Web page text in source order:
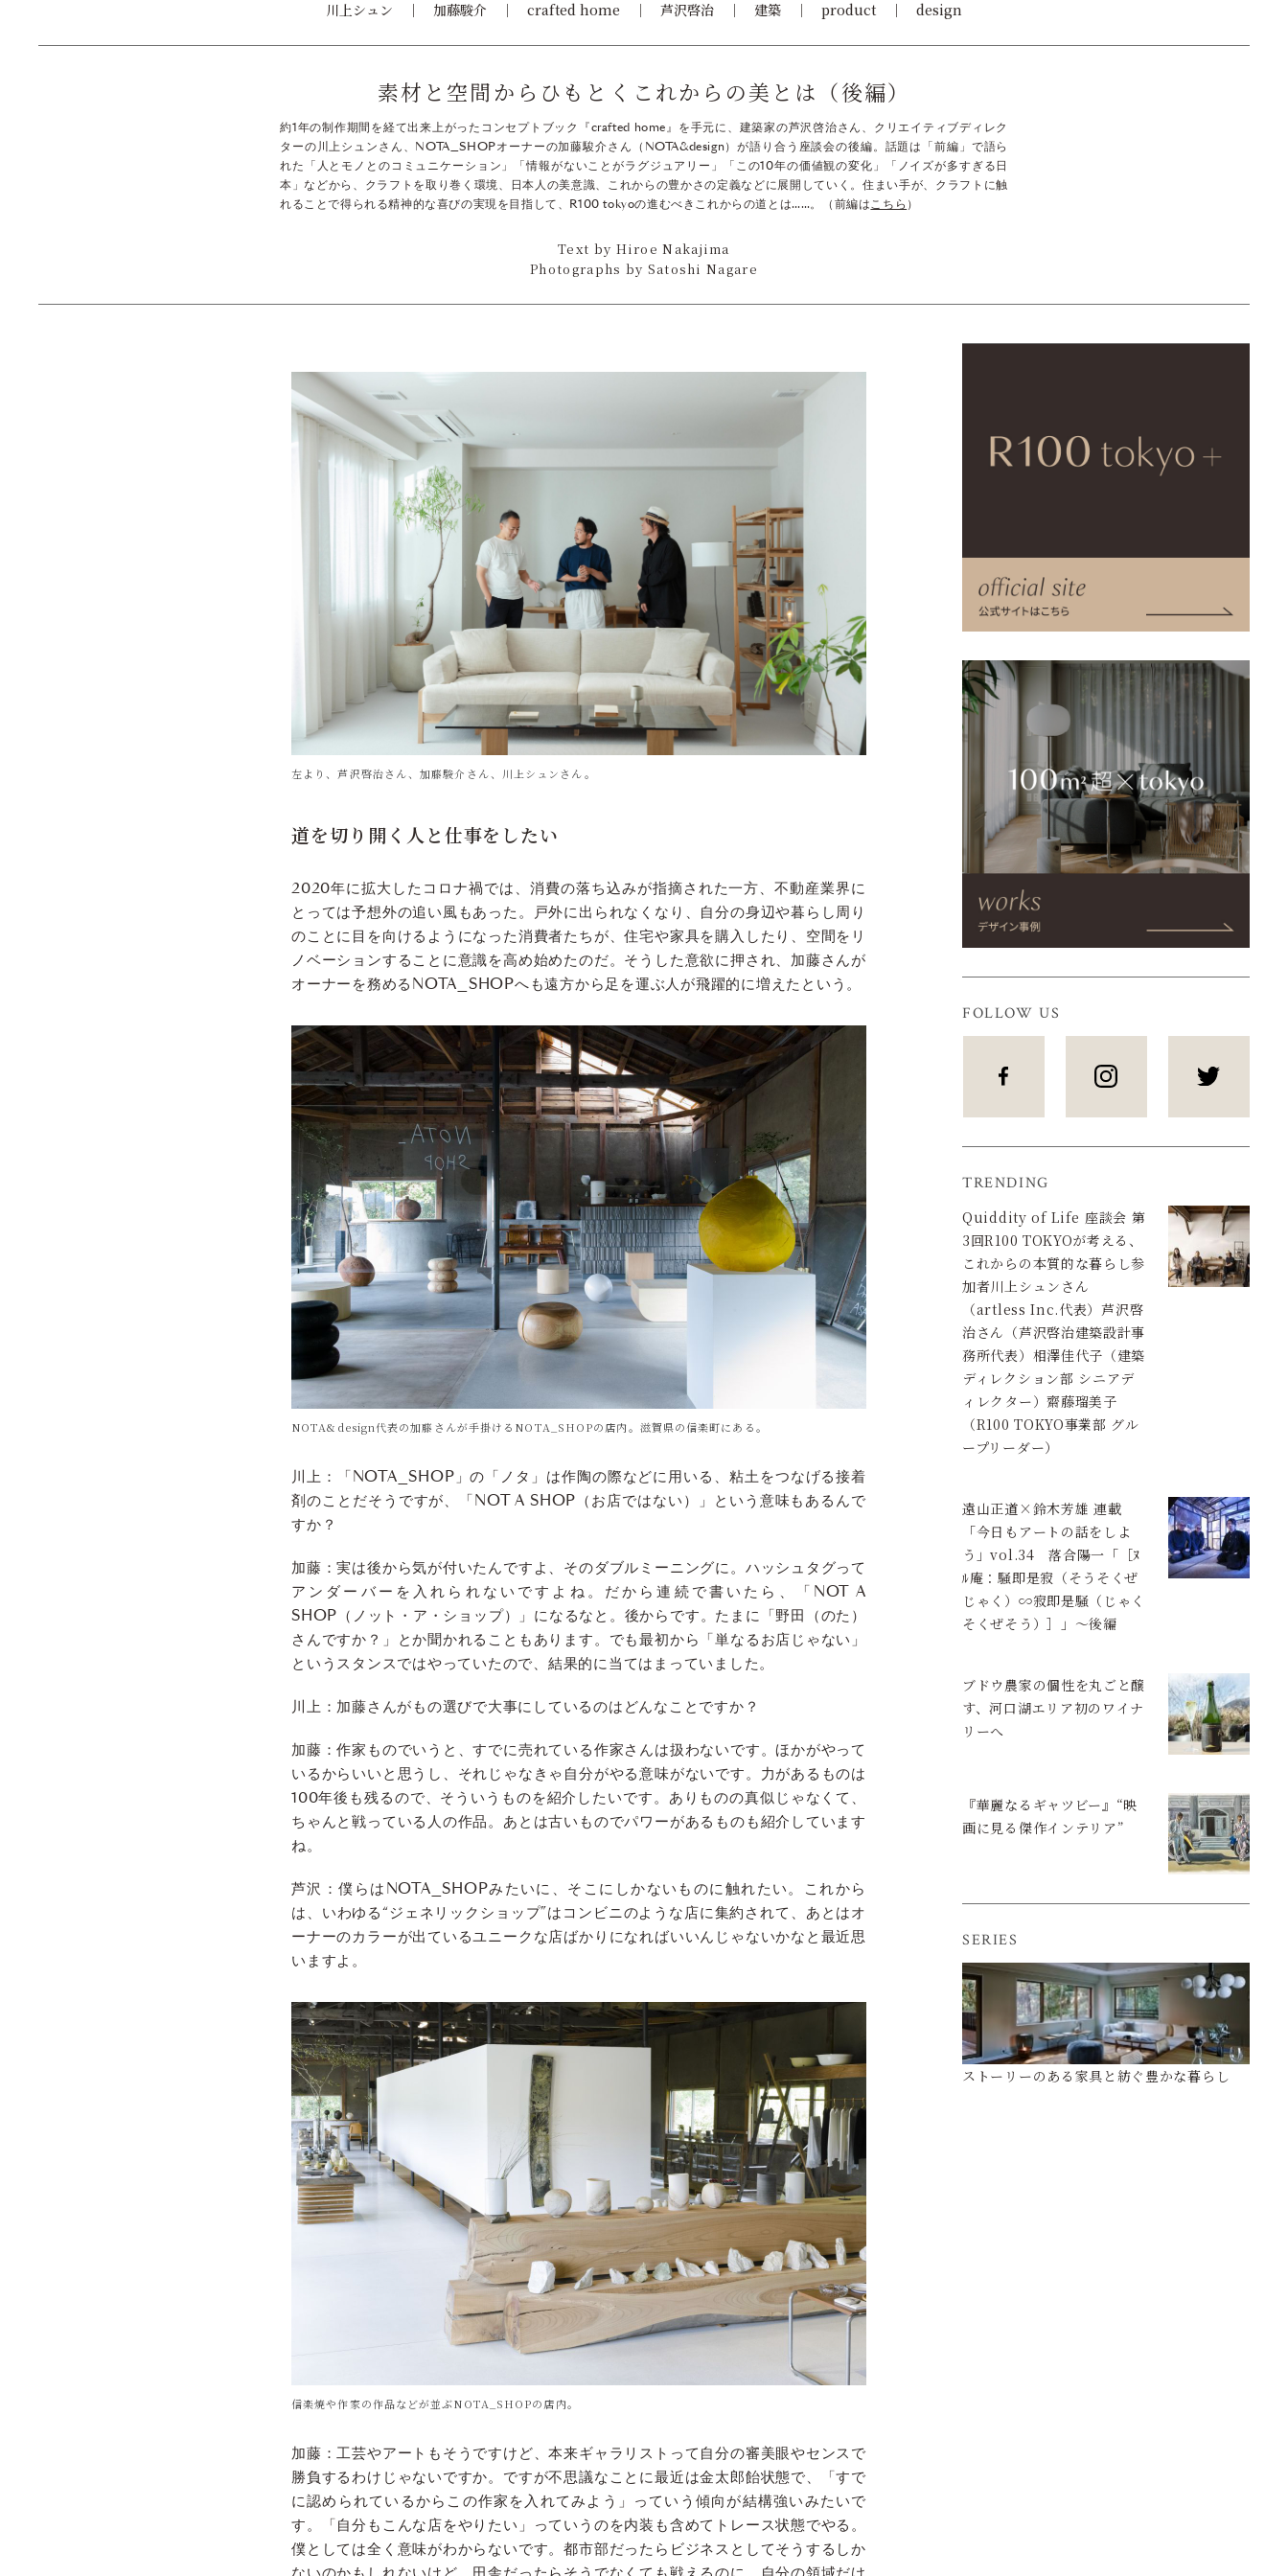
川上シュン 加藤駿介 crafted home 芦沢啓治 建築 product design
素材と空間からひもとくこれからの美とは（後編）
約1年の制作期間を経て出来上がったコンセプトブック『crafted home』を手元に、建築家の芦沢啓治さん、クリエイティブディレク
ターの川上シュンさん、NOTA_SHOPオーナーの加藤駿介さん（NOTA&design）が語り合う座談会の後編。話題は「前編」で語ら
れた「人とモノとのコミュニケーション」「情報がないことがラグジュアリー」「この10年の価値観の変化」「ノイズが多すぎる日
本」などから、クラフトを取り巻く環境、日本人の美意識、これからの豊かさの定義などに展開していく。住まい手が、クラフトに触
れることで得られる精神的な喜びの実現を目指して、R100 tokyoの進むべきこれからの道とは……。（前編は こちら ）
Text by Hiroe Nakajima
Photographs by Satoshi Nagare
左より、芦沢啓治さん、加藤駿介さん、川上シュンさん。
道を切り開く人と仕事をしたい
2020年に拡大したコロナ禍では、消費の落ち込みが指摘された一方、不動産業界に
とっては予想外の追い風もあった。戸外に出られなくなり、自分の身辺や暮らし周り
のことに目を向けるようになった消費者たちが、住宅や家具を購入したり、空間をリ
ノベーションすることに意識を高め始めたのだ。そうした意欲に押され、加藤さんが
オーナーを務めるNOTA_SHOPへも遠方から足を運ぶ人が飛躍的に増えたという。
NOTA&design代表の加藤さんが手掛けるNOTA_SHOPの店内。滋賀県の信楽町にある。
川上：「NOTA_SHOP」の「ノタ」は作陶の際などに用いる、粘土をつなげる接着
剤のことだそうですが、「NOT A SHOP（お店ではない）」という意味もあるんで
すか？
加藤：実は後から気が付いたんですよ、そのダブルミーニングに。ハッシュタグって
アンダーバーを入れられないですよね。だから連続で書いたら、「NOT A
SHOP（ノット・ア・ショップ）」になるなと。後からです。たまに「野田（のた）
さんですか？」とか聞かれることもあります。でも最初から「単なるお店じゃない」
というスタンスではやっていたので、結果的に当てはまっていました。
川上：加藤さんがもの選びで大事にしているのはどんなことですか？
加藤：作家ものでいうと、すでに売れている作家さんは扱わないです。ほかがやって
いるからいいと思うし、それじゃなきゃ自分がやる意味がないです。力があるものは
100年後も残るので、そういうものを紹介したいです。ありものの真似じゃなくて、
ちゃんと戦っている人の作品。あとは古いものでパワーがあるものも紹介しています
ね。
芦沢：僕らはNOTA_SHOPみたいに、そこにしかないものに触れたい。これから
は、いわゆる“ジェネリックショップ”はコンビニのような店に集約されて、あとはオ
ーナーのカラーが出ているユニークな店ばかりになればいいんじゃないかなと最近思
いますよ。
信楽焼や作家の作品などが並ぶNOTA_SHOPの店内。
加藤：工芸やアートもそうですけど、本来ギャラリストって自分の審美眼やセンスで
勝負するわけじゃないですか。ですが不思議なことに最近は金太郎飴状態で、「すで
に認められているからこの作家を入れてみよう」っていう傾向が結構強いみたいで
す。「自分もこんな店をやりたい」っていうのを内装も含めてトレース状態でやる。
僕としては全く意味がわからないです。都市部だったらビジネスとしてそうするしか
FOLLOW US
TRENDING
Quiddity of Life 座談会 第
3回R100 TOKYOが考える、
これからの本質的な暮らし参
加者川上シュンさん
（artless Inc.代表）芦沢啓
治さん（芦沢啓治建築設計事
務所代表）相澤佳代子（建築
ディレクション部 シニアデ
ィレクター）齋藤瑠美子
（R100 TOKYO事業部 グル
ープリーダー）
遠山正道×鈴木芳雄 連載
「今日もアートの話をしよ
う」vol.34 落合陽一「［ﾇ
ﾙ庵：騒即是寂（そうそくぜ
じゃく）∽寂即是騒（じゃく
そくぜそう）］」〜後編
ブドウ農家の個性を丸ごと醸
す、河口湖エリア初のワイナ
リーへ
『華麗なるギャツビー』“映
画に見る傑作インテリア”
SERIES
ストーリーのある家具と紡ぐ豊かな暮らし